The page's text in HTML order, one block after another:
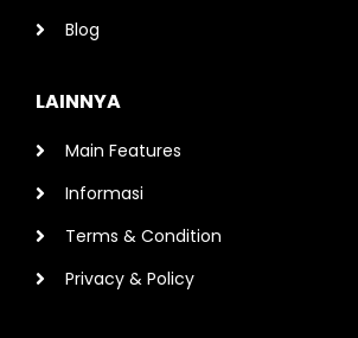
Blog
LAINNYA
Main Features
Informasi
Terms & Condition
Privacy & Policy